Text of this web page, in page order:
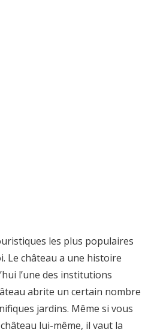
les plus populaires
Le château a une histoire
l’une des institutions
abrite un certain nombre
jardins. Même si vous
lui-même, il vaut la